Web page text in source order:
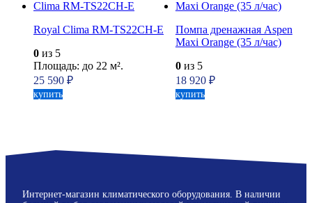
Royal Clima RM-TS22CH-E
0 из 5
Площадь: до 22 м².
25 590 ₽
купить
Помпа дренажная Aspen
Maxi Orange (35 л/час)
0из 5
18 920 ₽
купить
Интернет-магазин климатического оборудования. В наличии